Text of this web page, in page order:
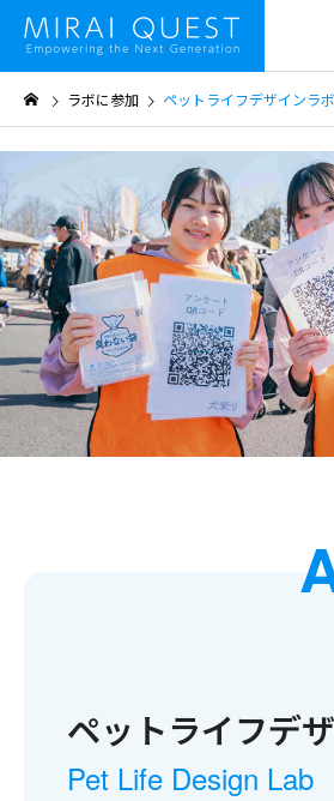
ラボに参加 ペットライフデザインラ
ペットライフデ
Pet Life Design Lab